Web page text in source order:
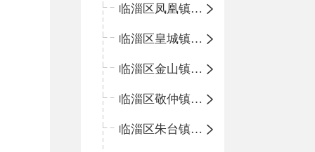
临淄区凤凰镇中心学校
临淄区皇城镇中心学校
临淄区金山镇中心学校
临淄区敬仲镇中心学校
临淄区朱台镇中心学校